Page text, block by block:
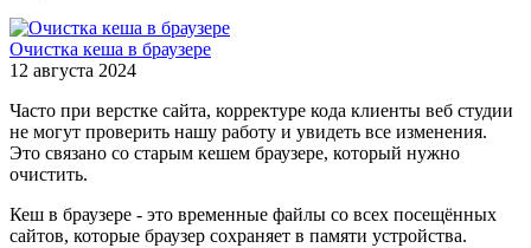
Очистка кеша в браузере
12 августа 2024
Часто при верстке сайта, корректуре кода клиенты веб студии
не могут проверить нашу работу и увидеть все изменения.
Это связано со старым кешем браузере, который нужно
очистить.
Кеш в браузере - это временные файлы со всех посещённых
сайтов, которые браузер сохраняет в памяти устройства.